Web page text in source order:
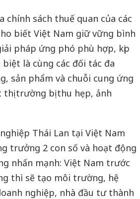
chính sách thuế quan của các
biết Việt Nam giữ vững bình
pháp ứng phó phù hợp, kịp
là cùng các đối tác đa
sản phẩm và chuỗi cung ứng
thị trường bị thu hẹp, ảnh
Thái Lan tại Việt Nam
trưởng 2 con số và hoạt động
nhấn mạnh: Việt Nam trước
thì sẽ tạo môi trường, hệ
nghiệp, nhà đầu tư thành